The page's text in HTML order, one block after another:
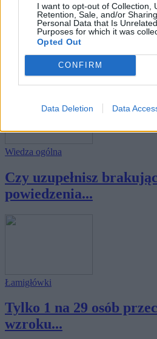
I want to opt-out of Collection,
Retention, Sale, and/or
Personal Data that Is
Purposes for which it was
Opted Out
CONFIRM
Data Deletion Data
Wiedza ogólna
Sprawdź swoją wiedzę z
kolorów!
Wiedza ogólna
Czy uzupełnisz
powiedzenia...
Łamigłówki
Tylko 1 na 29 osób
wzroku...